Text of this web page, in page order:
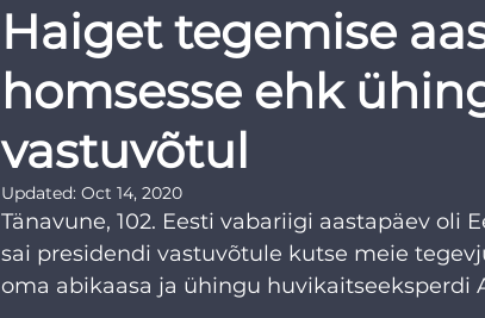
Haiget tegemise
homsesse ehk
vastuvõtul
Updated: Oct 14, 2020
Tänavune, 102. Eesti vabariigi aastapäev oli
sai presidendi vastuvõtule kutse meie
oma abikaasa ja ühingu huvikaitseeksperdi